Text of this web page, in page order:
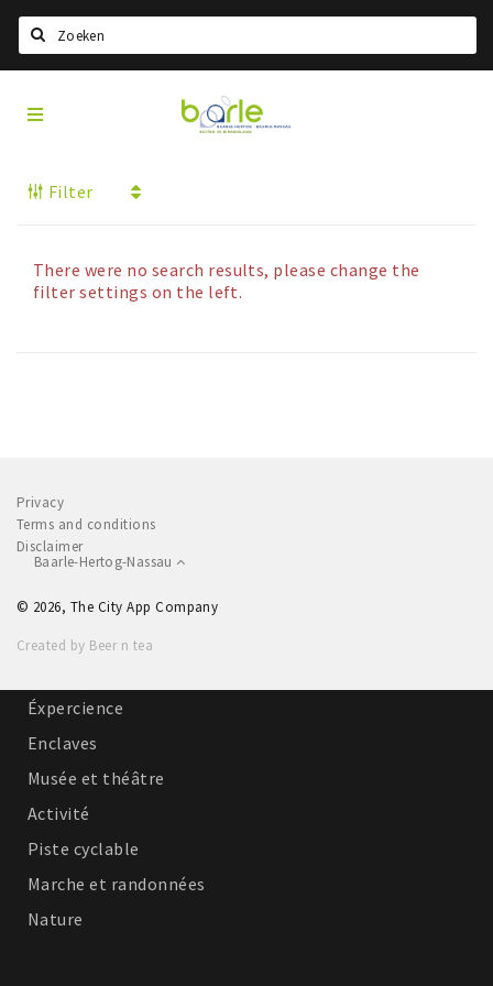
Home
Information
Histoire
Visit Baarle Shop
Dormir
Récréation
Achats
Parking
Éxpercience
Enclaves
Musée et théâtre
Activité
Piste cyclable
Marche et randonnées
Nature
Visit
Baarle
Filter
There were no search results, please change the
filter settings on the left.
Privacy
Terms and conditions
Disclaimer
Baarle-Hertog-Nassau
© 2026, The City App Company
Created by Beer n tea